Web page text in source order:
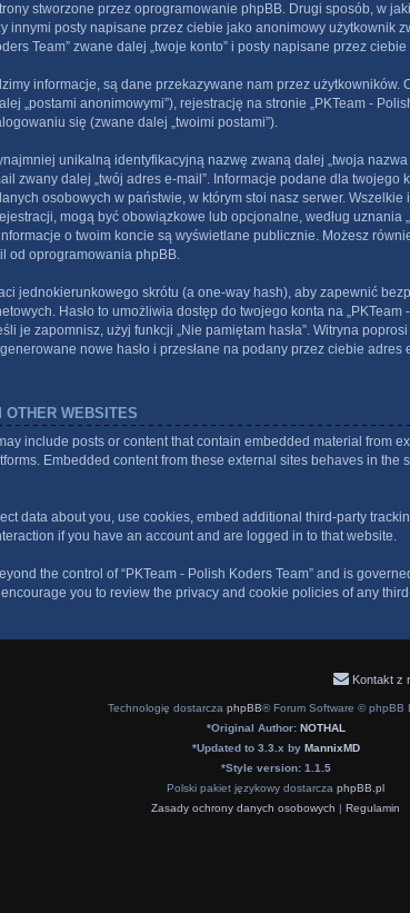
stworzone przez oprogramowanie phpBB. Drugi sposób, w
innymi posty napisane przez ciebie jako anonimowy użytkownik
Team” zwane dalej „twoje konto” i posty napisane przez
informacje, są dane przekazywane nam przez
„postami anonimowymi”), rejestrację na stronie „PKTeam -
się (zwane dalej „twoimi postami”).
unikalną identyfikacyjną nazwę zwaną dalej „twoja
zwany dalej „twój adres e-mail”. Informacje podane dla twojego
osobowych w państwie, w którym stoi nasz serwer.
mogą być obowiązkowe lub opcjonalne, według uznania
o twoim koncie są wyświetlane publicznie. Możesz
od oprogramowania phpBB.
jednokierunkowego skrótu (a one-way hash), aby zapewnić
Hasło to umożliwia dostęp do twojego konta na
je zapomnisz, użyj funkcji „Nie pamiętam hasła”. Witryna
nowe hasło i przesłane na podany przez ciebie
OTHER WEBSITES
include posts or content that contain embedded material from
Embedded content from these external sites behaves in
data about you, use cookies, embed additional third-party
if you have an account and are logged in to that website.
the control of “PKTeam - Polish Koders Team” and is
you to review the privacy and cookie policies of any
Kontakt z
Technologię dostarcza phpBB® Forum Software © phpBB
*Original Author: NOTHAL
*Updated to 3.3.x by MannixMD
*Style version: 1.1.5
Polski pakiet językowy dostarcza phpBB.pl
Zasady ochrony danych osobowych | Regulamin